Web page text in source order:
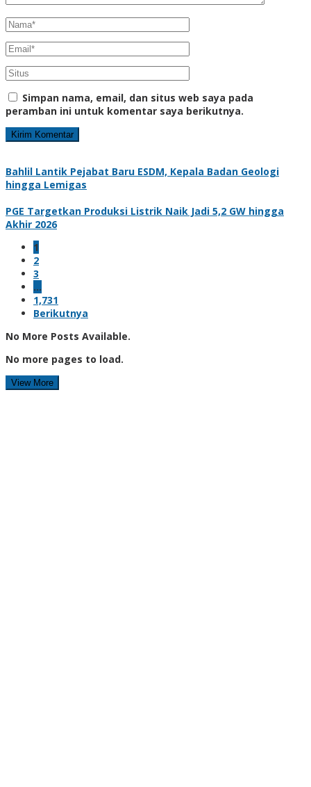
Simpan nama, email, dan situs web saya pada
peramban ini untuk komentar saya berikutnya.
Bahlil Lantik Pejabat Baru ESDM, Kepala Badan Geologi
hingga Lemigas
PGE Targetkan Produksi Listrik Naik Jadi 5,2 GW hingga
Akhir 2026
1
2
3
…
1,731
Berikutnya
No More Posts Available.
No more pages to load.
View More